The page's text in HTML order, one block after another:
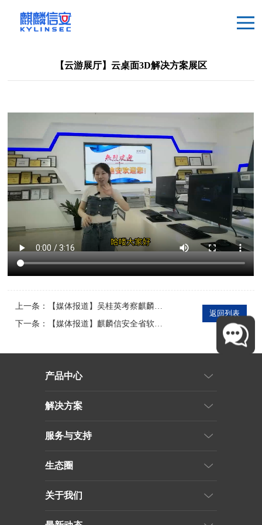
【云游展厅】云桌面3D解决方案展区
上一条：
【媒体报道】吴桂英考察麒麟信安
下一条：
【媒体报道】麒麟信安全省软件收入实力强
返回列表
产品中心
解决方案
服务与支持
生态圈
关于我们